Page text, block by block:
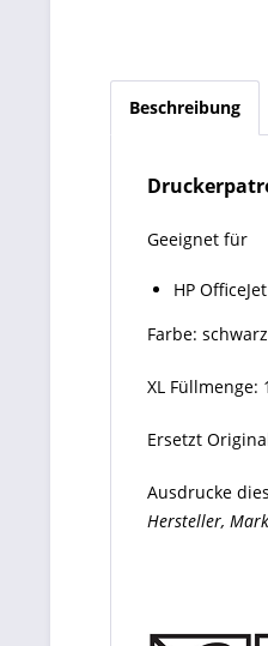
Beschreibung
Geeignet für
HP
Farbe:
XL Füllmenge:
Ersetzt
Ausdrucke
Hersteller,